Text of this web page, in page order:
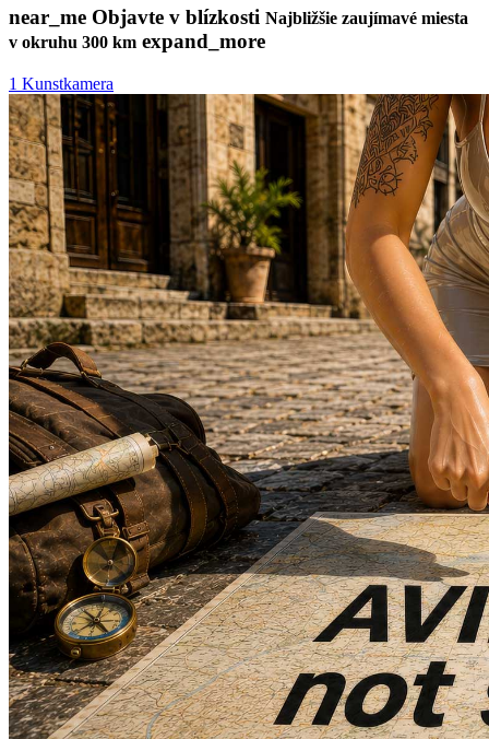
near_me Objavte v blízkosti Najbližšie zaujímavé miesta
v okruhu 300 km expand_more
1 Kunstkamera